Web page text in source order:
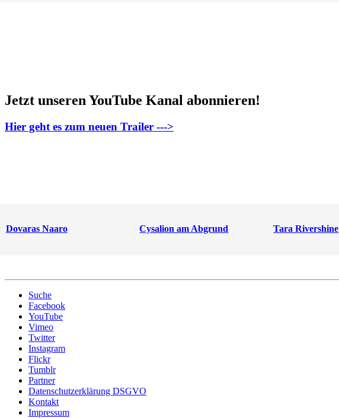
Jetzt unseren YouTube Kanal abonnieren!
Hier geht es zum neuen Trailer --->
Dovaras Naaro Cysalion am Abgrund Tara Rivershine
Suche
Facebook
YouTube
Vimeo
Twitter
Instagram
Flickr
Tumblr
Partner
Datenschutzerklärung DSGVO
Kontakt
Impressum